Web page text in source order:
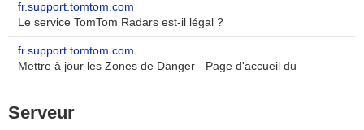
fr.support.tomtom.com
Le service TomTom Radars est-il légal ?
fr.support.tomtom.com
Mettre à jour les Zones de Danger - Page d'accueil du
Serveur